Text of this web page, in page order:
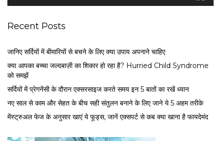
Recent Posts
जानिए सर्दियों में बीमारियों से बचने के लिए क्या उपाय अपनाने चाहिए
क्या आपका बच्चा जल्दबाज़ी का शिकार हो रहा है? Hurried Child Syndrome
को समझें
सर्द‍ियों में प्रेगनेंसी के दौरान एक्सरसाइज करते समय इन 5 बातों का रखें ध्यान
नए साल से काम और सेहत के बीच सही संतुलन बनाने के लिए जाने ये 5 अहम तरीके
मेंस्ट्रुअल फेज के अनुसार खाएं ये फूड्स, जानें एक्सपर्ट से कब क्या खाना है फायदेमंद